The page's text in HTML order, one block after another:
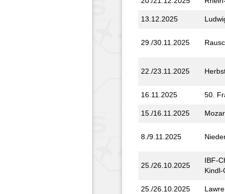
13.12.2025
29./30.11.2025
22./23.11.2025
16.11.2025 50.
15./16.11.2025
8./9.11.2025
25./26.10.2025
IBF-
25./26.10.2025